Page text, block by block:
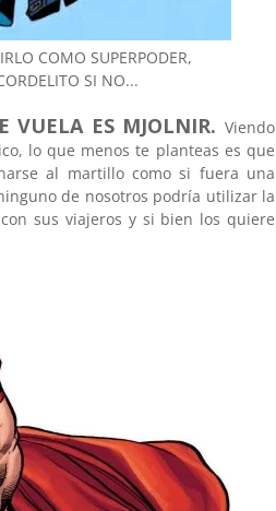
COMO SUPERPODER,
SI NO...
VUELA ES MJOLNIR. Viendo
lo que menos te planteas es que
al martillo como si fuera una
de nosotros podría utilizar la
sus viajeros y si bien los quiere